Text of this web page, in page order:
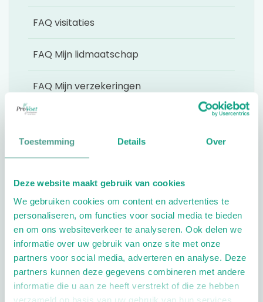
Toestemming Details Over
Deze website maakt gebruik van cookies
We gebruiken cookies om content en advertenties te
personaliseren, om functies voor social media te bieden
en om ons websiteverkeer te analyseren. Ook delen we
informatie over uw gebruik van onze site met onze
partners voor social media, adverteren en analyse. Deze
partners kunnen deze gegevens combineren met andere
informatie die u aan ze heeft verstrekt of die ze hebben
FAQ visitaties
FAQ Mijn lidmaatschap
FAQ Mijn verzekeringen
FAQ btw vrijstelling
FAQ btw vrijstelling - registratie &
FAQ Opzeggen
FAQ Mijn facturen
FAQ Mijn Modules
FAQ Inloggen